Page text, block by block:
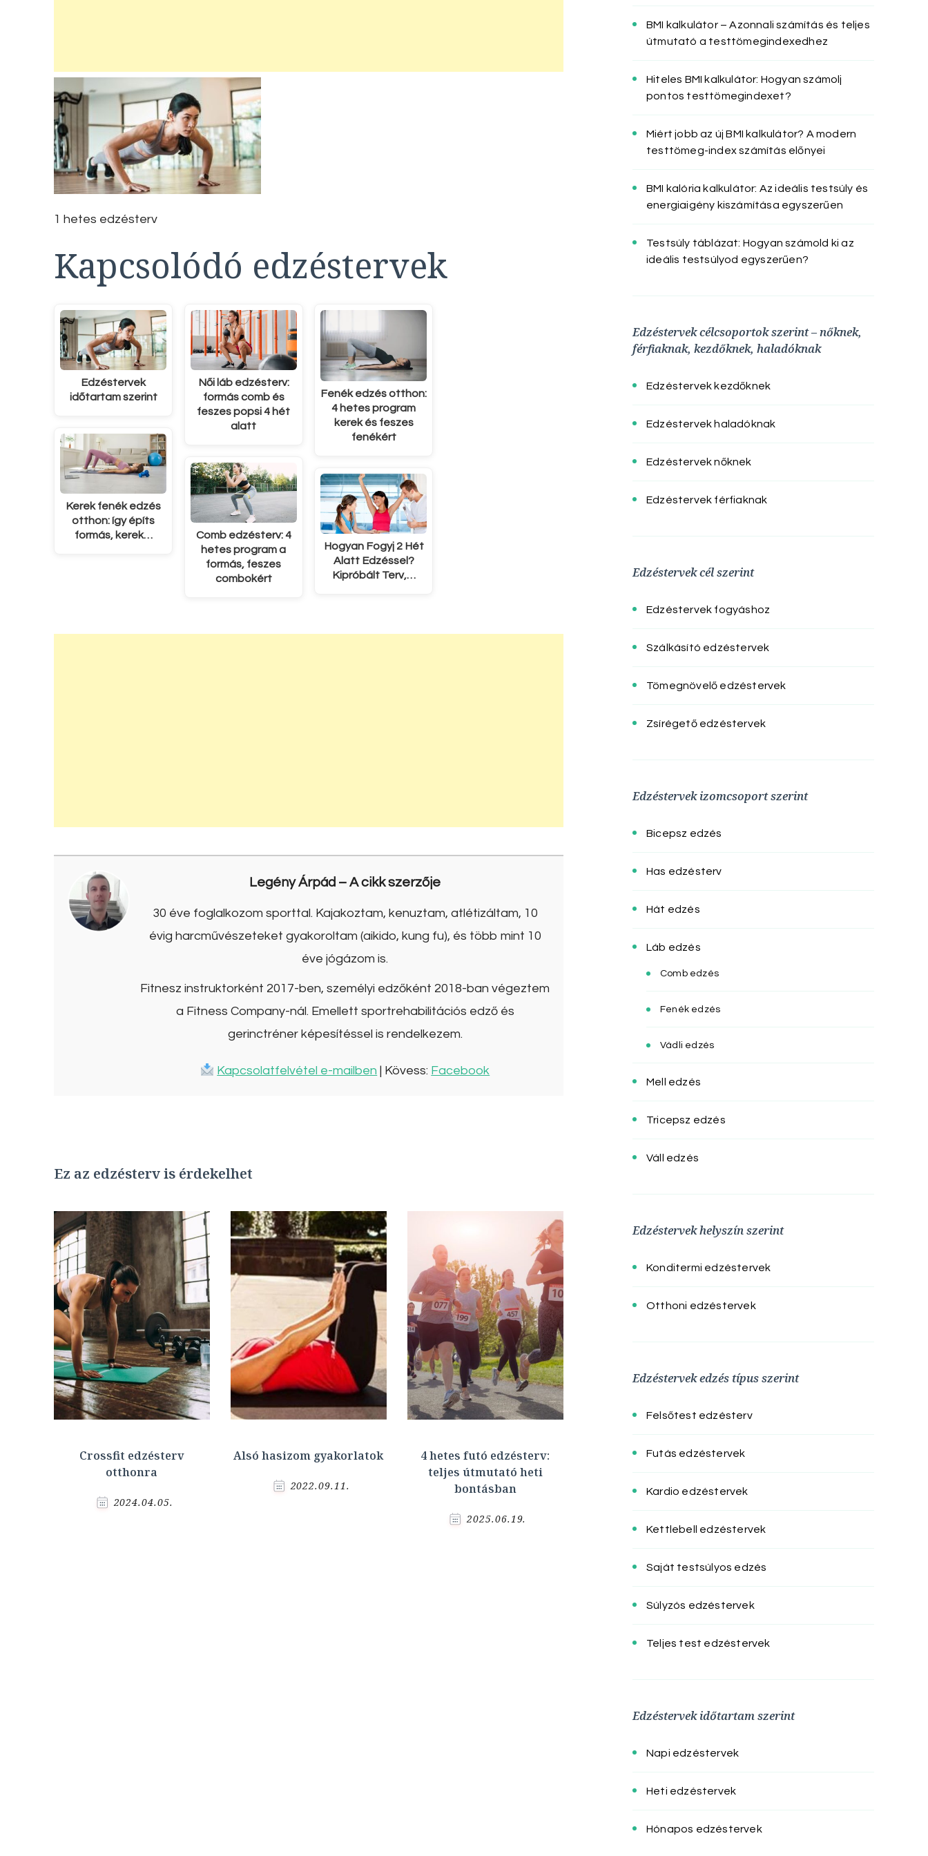
1 hetes edzésterv
Kapcsolódó edzéstervek
Edzéstervek
időtartam szerint
Kerek fenék edzés
otthon: így építs
formás, kerek…
Női láb edzésterv:
formás comb és
feszes popsi 4 hét
alatt
Comb edzésterv: 4
hetes program a
formás, feszes
combokért
Fenék edzés otthon:
4 hetes program
kerek és feszes
fenékért
Hogyan Fogyj 2 Hét
Alatt Edzéssel?
Kipróbált Terv,…
Legény Árpád – A cikk szerzője
30 éve foglalkozom sporttal. Kajakoztam, kenuztam, atlétizáltam, 10
évig harcművészeteket gyakoroltam (aikido, kung fu), és több mint 10
éve jógázom is.
Fitnesz instruktorként 2017-ben, személyi edzőként 2018-ban végeztem
a Fitness Company-nál. Emellett sportrehabilitációs edző és
gerinctréner képesítéssel is rendelkezem.
Kapcsolatfelvétel e-mailben | Kövess: Facebook
Ez az edzésterv is érdekelhet
Crossfit edzésterv
otthonra
2024.04.05.
Alsó hasizom gyakorlatok
2022.09.11.
4 hetes futó edzésterv:
teljes útmutató heti
bontásban
2025.06.19.
BMI kalkulátor – Azonnali számítás és teljes
útmutató a testtömegindexedhez
Hiteles BMI kalkulátor: Hogyan számolj
pontos testtömegindexet?
Miért jobb az új BMI kalkulátor? A modern
testtömeg-index számítás előnyei
BMI kalória kalkulátor: Az ideális testsúly és
energiaigény kiszámítása egyszerűen
Testsúly táblázat: Hogyan számold ki az
ideális testsúlyod egyszerűen?
Edzéstervek célcsoportok szerint – nőknek,
férfiaknak, kezdőknek, haladóknak
Edzéstervek kezdőknek
Edzéstervek haladóknak
Edzéstervek nőknek
Edzéstervek férfiaknak
Edzéstervek cél szerint
Edzéstervek fogyáshoz
Szálkásító edzéstervek
Tömegnövelő edzéstervek
Zsírégető edzéstervek
Edzéstervek izomcsoport szerint
Bicepsz edzés
Has edzésterv
Hát edzés
Láb edzés
Comb edzés
Fenék edzés
Vádli edzés
Mell edzés
Tricepsz edzés
Váll edzés
Edzéstervek helyszín szerint
Konditermi edzéstervek
Otthoni edzéstervek
Edzéstervek edzés típus szerint
Felsőtest edzésterv
Futás edzéstervek
Kardio edzéstervek
Kettlebell edzéstervek
Saját testsúlyos edzés
Súlyzós edzéstervek
Teljes test edzéstervek
Edzéstervek időtartam szerint
Napi edzéstervek
Heti edzéstervek
Hónapos edzéstervek